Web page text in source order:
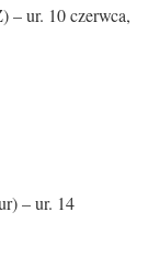
– ur. 10 czerwca,
– ur. 14